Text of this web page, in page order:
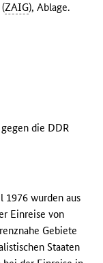
ZAIG), Ablage.
die DDR
1976 wurden aus
Einreise von
Gebiete
Staaten